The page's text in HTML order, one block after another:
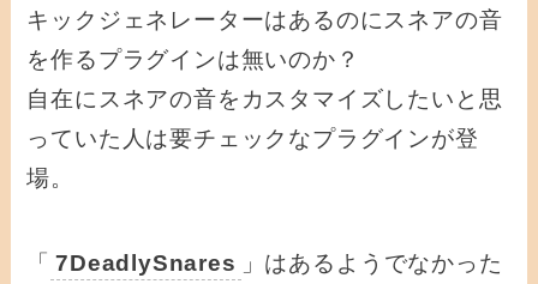
キックジェネレーターはあるのにスネアの音
を作るプラグインは無いのか？
自在にスネアの音をカスタマイズしたいと思
っていた人は要チェックなプラグインが登
場。
「 7DeadlySnares
」はあるようでなかった